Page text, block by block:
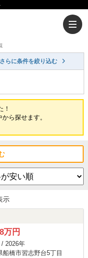
さらに条件を絞り込む
！
から探せます。
示
万円
/ 2026年
船橋市習志野台5丁目